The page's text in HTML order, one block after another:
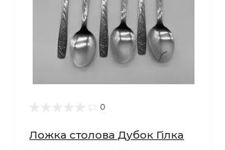
0
Ложка столова Дубок Гілка